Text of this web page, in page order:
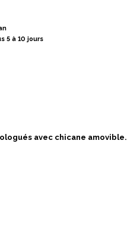
5 à 10 jours
avec chicane amovible.